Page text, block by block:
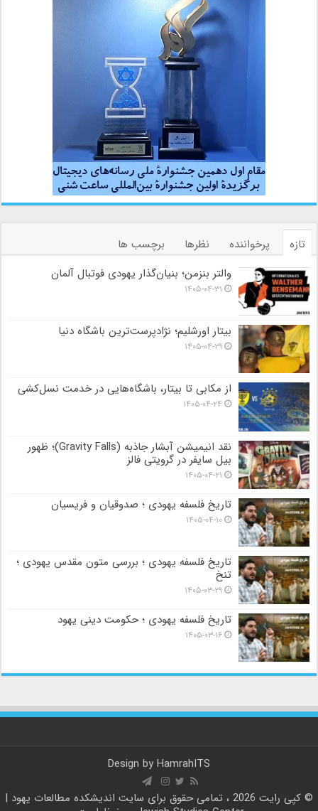
تازه پرخواننده نظرها
برچسب ها
والتر بنزمن؛ بنیان‌گذار یهودی فوتبال آلمان
۱۴۰۵-۰۴-۳۱
بیتار اورشلیم؛ نژادپرست‌ترین باشگاه دنیا
۱۴۰۵-۰۴-۲۹
از مکابی تا بیتار، باشگاه‌هایی در خدمت نسل‌کشی
۱۴۰۵-۰۴-۲۴
نقد انیمیشن آبشار جاذبه (Gravity Falls)؛ ظهور
بیل سایفر در گرویتی فالز
۱۴۰۵-۰۴-۲۱
تاریخ فلسفه یهودی ؛ صدوقیان و فریسیان
۱۴۰۵-۰۴-۱۰
تاریخ فلسفه یهودی ؛ بررسی متون مقدس یهودی ؛
تنخ
۱۴۰۵-۰۳-۲۹
تاریخ فلسفه یهودی ؛ حکومت دینی یهود
۱۴۰۵-۰۳-۱۶
Design by HamrahITS
© کپی رایت 2026 ، تمامی حقوق برای سایت
اندیشکده مطالعات یهود |